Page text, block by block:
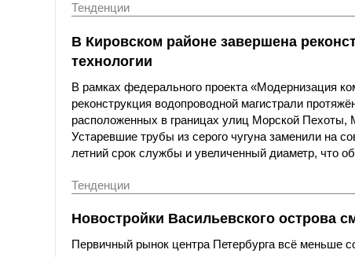
Тенденции
В Кировском районе завершена
технологии
В рамках федерального проекта «Модернизация
реконструкция водопроводной магистрали
расположенных в границах улиц Морской
Устаревшие трубы из серого чугуна заменили на
летний срок службы и увеличенный диаметр, что
Тенденции
Новостройки Васильевского острова
Первичный рынок центра Петербурга всё меньше